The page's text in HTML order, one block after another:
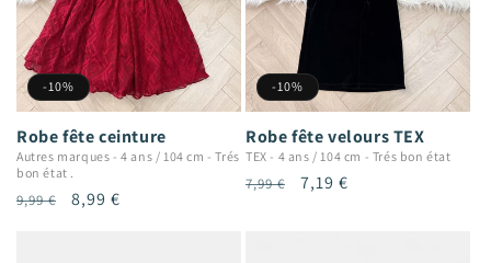
-10%
Robe fête ceinture
Autres marques -4 ans / 104 cm -Trés
bon état .
Prix
9,99 €
Prix
8,99 €
-10%
Robe fête velours TEX
TEX - 4 ans / 104 cm - Trés bon état
Prix
7,99 €
Prix
7,19 €